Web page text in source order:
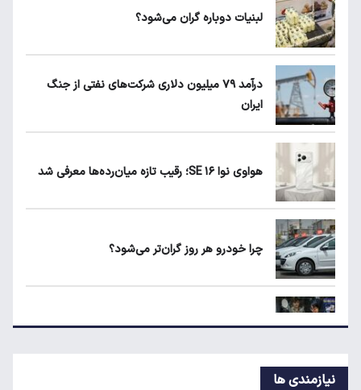
قیمت مرغ در بازار کیلویی چند؟
کیا اسپورتیج ۲۰۲۵ در ایران ارزش خرید دارد؟
زمان شارژ کالابرگ با رقم آخر کد ملی صفر تا ۲
لبنیات دوباره گران می‌شود؟
درآمد ۷۹ میلیون دلاری شرکت‌های نفتی از جنگ
ایران
هواوی نوا ۱۶ SE؛ رقیب تازه میان‌رده‌ها معرفی شد
چرا خودرو هر روز گران‌تر می‌شود؟
قیمت جدید تخم‌مرغ در بازار
نیازمندی ها